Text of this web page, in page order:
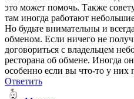
это может помочь. Также
там иногда работают
Но будьте внимательны и
обменом. Если ничего не
договориться с владельцем
ресторана об обмене. Иногда
особенно если вы что-то у них
Ответить